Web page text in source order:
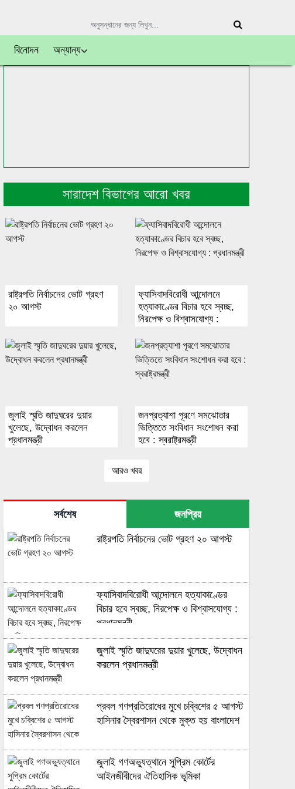
বিনোদন অন্যান্য
সারাদেশ বিভাগের আরো খবর
রাষ্ট্রপতি নির্বাচনের ভোট গ্রহণ
২০ আগস্ট
ফ্যাসিবাদবিরোধী আন্দোলনে
হত্যাকাণ্ডের বিচার হবে স্বচ্ছ,
নিরপেক্ষ ও বিশ্বাসযোগ্য :
জুলাই স্মৃতি জাদুঘরের দুয়ার
খুলেছে, উদ্বোধন করলেন
প্রধানমন্ত্রী
জনপ্রত্যাশা পূরণে সমঝোতার
ভিত্তিতে সংবিধান সংশোধন করা
হবে : স্বরাষ্ট্রমন্ত্রী
আরও খবর
সর্বশেষ জনপ্রিয়
রাষ্ট্রপতি নির্বাচনের ভোট গ্রহণ ২০ আগস্ট
ফ্যাসিবাদবিরোধী আন্দোলনে হত্যাকাণ্ডের
বিচার হবে স্বচ্ছ, নিরপেক্ষ ও বিশ্বাসযোগ্য :
প্রধানমন্ত্রী
জুলাই স্মৃতি জাদুঘরের দুয়ার খুলেছে, উদ্বোধন
করলেন প্রধানমন্ত্রী
প্রবল গণপ্রতিরোধের মুখে চব্বিশের ৫ আগস্ট
হাসিনার স্বৈরশাসন থেকে মুক্ত হয় বাংলাদেশ
জুলাই গণঅভ্যুত্থানে সুপ্রিম কোর্টের
আইনজীবীদের ঐতিহাসিক ভূমিকা